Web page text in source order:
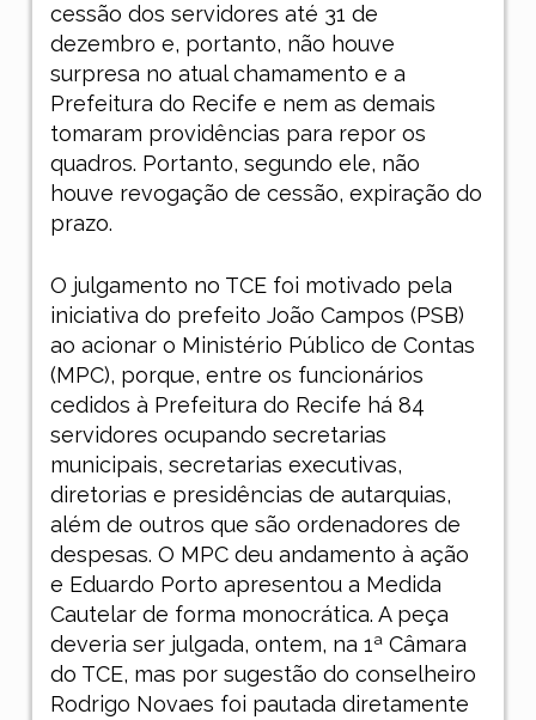
cessão dos servidores até 31 de
dezembro e, portanto, não houve
surpresa no atual chamamento e a
Prefeitura do Recife e nem as demais
tomaram providências para repor os
quadros. Portanto, segundo ele, não
houve revogação de cessão, expiração do
prazo.
O julgamento no TCE foi motivado pela
iniciativa do prefeito João Campos (PSB)
ao acionar o Ministério Público de Contas
(MPC), porque, entre os funcionários
cedidos à Prefeitura do Recife há 84
servidores ocupando secretarias
municipais, secretarias executivas,
diretorias e presidências de autarquias,
além de outros que são ordenadores de
despesas. O MPC deu andamento à ação
e Eduardo Porto apresentou a Medida
Cautelar de forma monocrática. A peça
deveria ser julgada, ontem, na 1ª Câmara
do TCE, mas por sugestão do conselheiro
Rodrigo Novaes foi pautada diretamente